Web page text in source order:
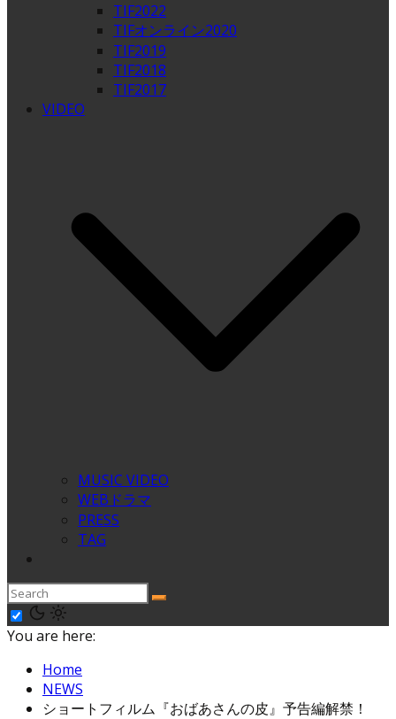
TIF2022
TIFオンライン2020
TIF2019
TIF2018
TIF2017
VIDEO
MUSIC VIDEO
WEBドラマ
PRESS
TAG
You are here:
Home
NEWS
ショートフィルム『おばあさんの皮』予告編解禁！